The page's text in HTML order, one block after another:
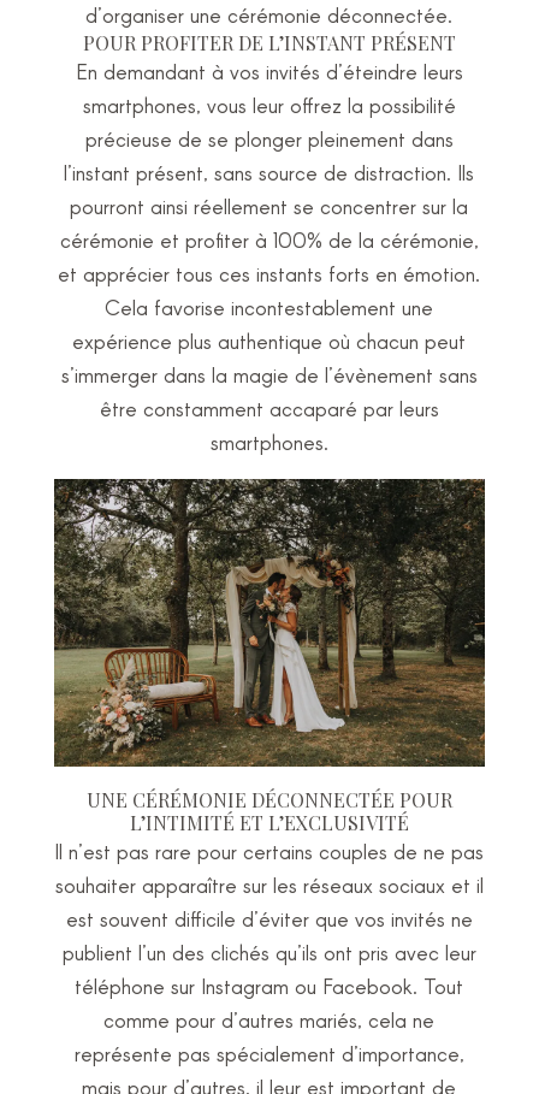
d’organiser une cérémonie déconnectée.
POUR PROFITER DE L’INSTANT PRÉSENT
En demandant à vos invités d’éteindre leurs
smartphones, vous leur offrez la possibilité
précieuse de se plonger pleinement dans
l’instant présent, sans source de distraction. Ils
pourront ainsi réellement se concentrer sur la
cérémonie et profiter à 100% de la cérémonie,
et apprécier tous ces instants forts en émotion.
Cela favorise incontestablement une
expérience plus authentique où chacun peut
s’immerger dans la magie de l’évènement sans
être constamment accaparé par leurs
smartphones.
UNE CÉRÉMONIE DÉCONNECTÉE POUR
L’INTIMITÉ ET L’EXCLUSIVITÉ
Il n’est pas rare pour certains couples de ne pas
souhaiter apparaître sur les réseaux sociaux et il
est souvent difficile d’éviter que vos invités ne
publient l’un des clichés qu’ils ont pris avec leur
téléphone sur Instagram ou Facebook. Tout
comme pour d’autres mariés, cela ne
représente pas spécialement d’importance,
mais pour d’autres, il leur est important de